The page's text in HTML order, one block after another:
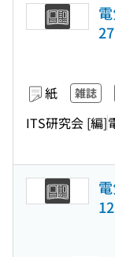
紙 雑誌
ITS研究会 [編]